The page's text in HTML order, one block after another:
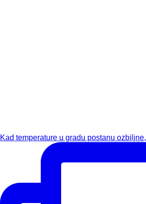
Kad temperature u gradu postanu